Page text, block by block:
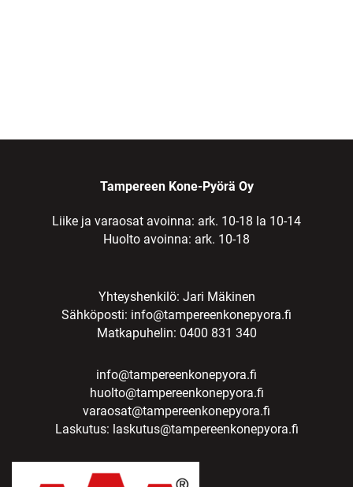
Tampereen Kone-Pyörä Oy
Liike ja varaosat avoinna: ark. 10-18 la 10-14
Huolto avoinna: ark. 10-18
Yhteyshenkilö: Jari Mäkinen
Sähköposti: info@tampereenkonepyora.fi
Matkapuhelin: 0400 831 340
info@tampereenkonepyora.fi
huolto@tampereenkonepyora.fi
varaosat@tampereenkonepyora.fi
Laskutus: laskutus@tampereenkonepyora.fi